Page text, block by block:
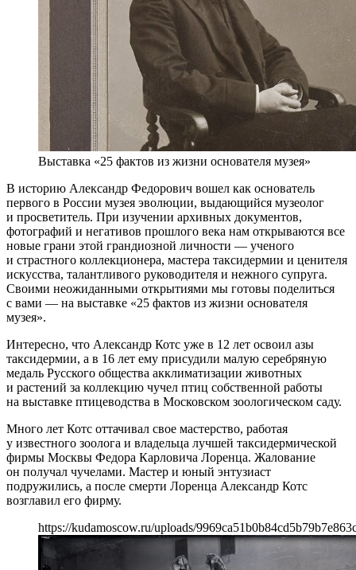
Выставка «25 фактов из жизни основателя музея»
В историю Александр Федорович вошел как основатель
первого в России музея эволюции, выдающийся музеолог
и просветитель. При изучении архивных документов,
фотографий и негативов прошлого века нам открываются все
новые грани этой грандиозной личности — ученого
и страстного коллекционера, мастера таксидермии и ценителя
искусства, талантливого руководителя и нежного супруга.
Своими неожиданными открытиями мы готовы поделиться
с вами — на выставке «25 фактов из жизни основателя
музея».
Интересно, что Александр Котс уже в 12 лет освоил азы
таксидермии, а в 16 лет ему присудили малую серебряную
медаль Русского общества акклиматизации животных
и растений за коллекцию чучел птиц собственной работы
на выставке птицеводства в Московском зоологическом саду.
Много лет Котс оттачивал свое мастерство, работая
у известного зоолога и владельца лучшей таксидермической
фирмы Москвы Федора Карловича Лоренца. Жалование
он получал чучелами. Мастер и юный энтузиаст
подружились, а после смерти Лоренца Александр Котс
возглавил его фирму.
https://kudamoscow.ru/uploads/